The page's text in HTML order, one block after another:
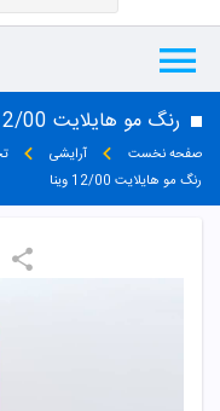
رنگ مو هایلایت 12/00 وینا
صفحه نخست آرایشی
رنگ مو هایلایت 12/00 وینا